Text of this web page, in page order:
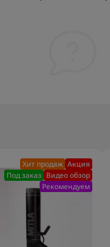
Хит продаж Акция
Под заказ Видео обзор
Рекомендуем